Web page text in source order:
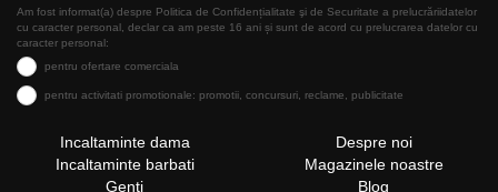
Am fost informat(a) despre Politica de Confidențialitate şi de Securitate a prelucrăriidatelor
cu caracter personal, declar ca am peste 16 ani și sunt de acord cu prelucrarea datelor cu
caracter personal:
pentru ofertare comerciala
pentru activitati promotionale: promotii, concursuri, reclame, publicitate
Incaltaminte dama
Incaltaminte barbati
Genti
Despre noi
Magazinele noastre
Blog